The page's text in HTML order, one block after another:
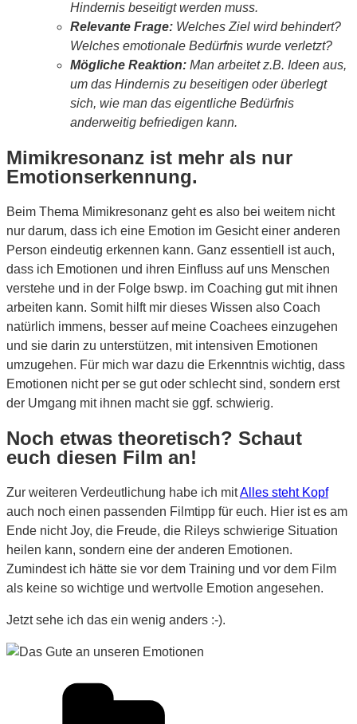
Hindernis beseitigt werden muss.
Relevante Frage: Welches Ziel wird behindert?
Welches emotionale Bedürfnis wurde verletzt?
Mögliche Reaktion: Man arbeitet z.B. Ideen aus,
um das Hindernis zu beseitigen oder überlegt
sich, wie man das eigentliche Bedürfnis
anderweitig befriedigen kann.
Mimikresonanz ist mehr als nur
Emotionserkennung.
Beim Thema Mimikresonanz geht es also bei weitem nicht
nur darum, dass ich eine Emotion im Gesicht einer anderen
Person eindeutig erkennen kann. Ganz essentiell ist auch,
dass ich Emotionen und ihren Einfluss auf uns Menschen
verstehe und in der Folge bswp. im Coaching gut mit ihnen
arbeiten kann. Somit hilft mir dieses Wissen also Coach
natürlich immens, besser auf meine Coachees einzugehen
und sie darin zu unterstützen, mit intensiven Emotionen
umzugehen. Für mich war dazu die Erkenntnis wichtig, dass
Emotionen nicht per se gut oder schlecht sind, sondern erst
der Umgang mit ihnen macht sie ggf. schwierig.
Noch etwas theoretisch? Schaut
euch diesen Film an!
Zur weiteren Verdeutlichung habe ich mitAlles steht Kopf
auch noch einen passenden Filmtipp für euch. Hier ist es am
Ende nicht Joy, die Freude, die Rileys schwierige Situation
heilen kann, sondern eine der anderen Emotionen.
Zumindest ich hätte sie vor dem Training und vor dem Film
als keine so wichtige und wertvolle Emotion angesehen.
Jetzt sehe ich das ein wenig anders :-).